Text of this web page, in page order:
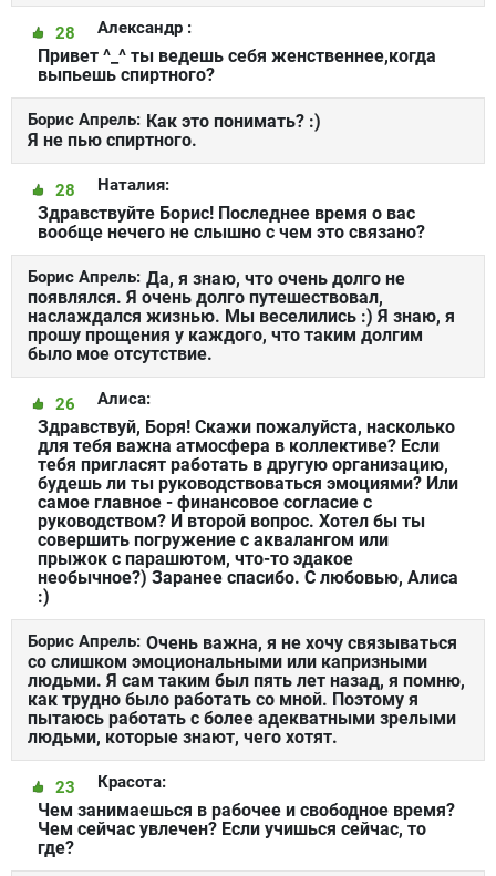
Александр :
28
Привет ^_^ ты ведешь себя женственнее,когда
выпьешь спиртного?
Борис Апрель: Как это понимать? :)
Я не пью спиртного.
Наталия:
28
Здравствуйте Борис! Последнее время о вас
вообще нечего не слышно с чем это связано?
Борис Апрель: Да, я знаю, что очень долго не
появлялся. Я очень долго путешествовал,
наслаждался жизнью. Мы веселились :) Я знаю, я
прошу прощения у каждого, что таким долгим
было мое отсутствие.
Алиса:
26
Здравствуй, Боря! Скажи пожалуйста, насколько
для тебя важна атмосфера в коллективе? Если
тебя пригласят работать в другую организацию,
будешь ли ты руководствоваться эмоциями? Или
самое главное - финансовое согласие с
руководством? И второй вопрос. Хотел бы ты
совершить погружение с аквалангом или
прыжок с парашютом, что-то эдакое
необычное?) Заранее спасибо. С любовью, Алиса
:)
Борис Апрель: Очень важна, я не хочу связываться
со слишком эмоциональными или капризными
людьми. Я сам таким был пять лет назад, я помню,
как трудно было работать со мной. Поэтому я
пытаюсь работать с более адекватными зрелыми
людьми, которые знают, чего хотят.
Красота:
23
Чем занимаешься в рабочее и свободное время?
Чем сейчас увлечен? Если учишься сейчас, то
где?